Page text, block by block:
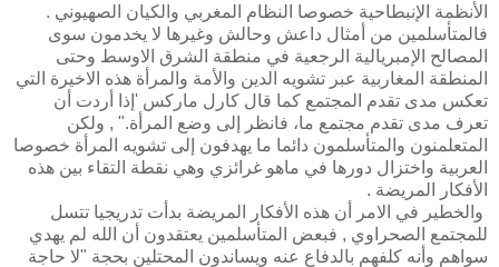
الأنظمة الإنبطاحية خصوصا النظام المغربي والكيان الصهيوني .
فالمتأسلمين من أمثال داعش وحالش وغيرها لا يخدمون سوى
المصالح الإمبريالية الرجعية في منطقة الشرق الاوسط وحتى
المنطقة المغاربية عبر تشويه الدين والأمة والمرأة هذه الاخيرة التي
تعكس مدى تقدم المجتمع كما قال كارل ماركس 'إذا أردت أن
تعرف مدى تقدم مجتمع ما، فانظر إلى وضع المرأة." , ولكن
المتعلمنون والمتأسلمون دائما ما يهدفون إلى تشويه المرأة خصوصا
العربية واختزال دورها في ماهو غرائزي وهي نقطة التقاء بين هذه
الأفكار المريضة .
والخطير في الامر أن هذه الأفكار المريضة بدأت تدريجيا تتسل
للمجتمع الصحراوي , فبعض المتأسلمين يعتقدون أن الله لم يهدي
سواهم وأنه كلفهم بالدفاع عنه ويساندون المحتلين بحجة "لا حاجة